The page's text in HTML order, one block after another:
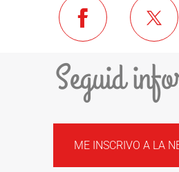
Seguid
ME INSCRIVO A LA